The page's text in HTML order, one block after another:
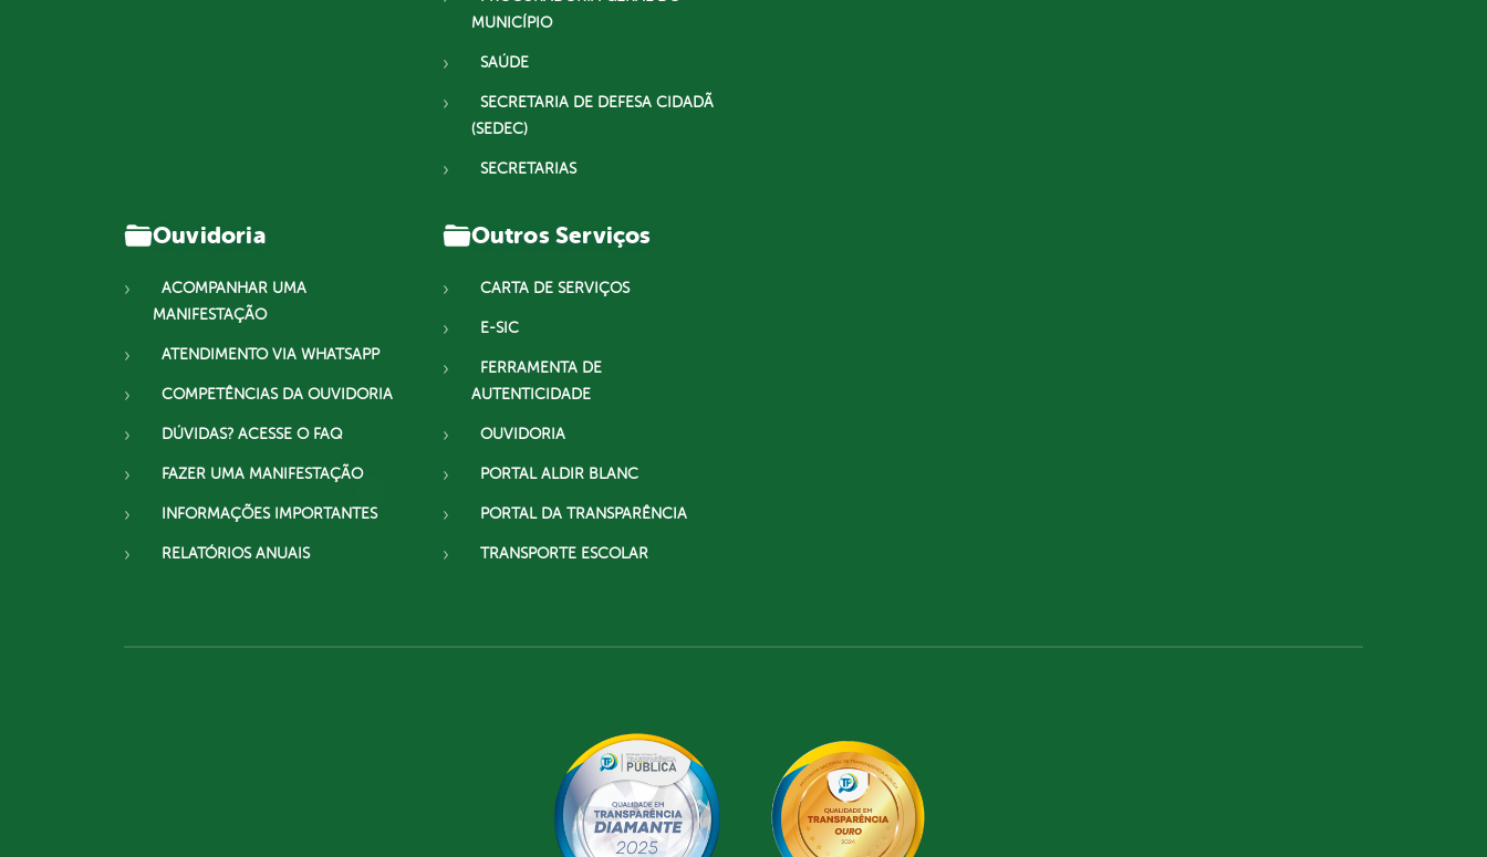
MUNICÍPIO
SAÚDE
SECRETARIA DE DEFESA CIDADÃ
(SEDEC)
SECRETARIAS
Ouvidoria
ACOMPANHAR UMA
MANIFESTAÇÃO
ATENDIMENTO VIA WHATSAPP
COMPETÊNCIAS DA OUVIDORIA
DÚVIDAS? ACESSE O FAQ
FAZER UMA MANIFESTAÇÃO
INFORMAÇÕES IMPORTANTES
RELATÓRIOS ANUAIS
Outros Serviços
CARTA DE SERVIÇOS
E-SIC
FERRAMENTA DE
AUTENTICIDADE
OUVIDORIA
PORTAL ALDIR BLANC
PORTAL DA TRANSPARÊNCIA
TRANSPORTE ESCOLAR